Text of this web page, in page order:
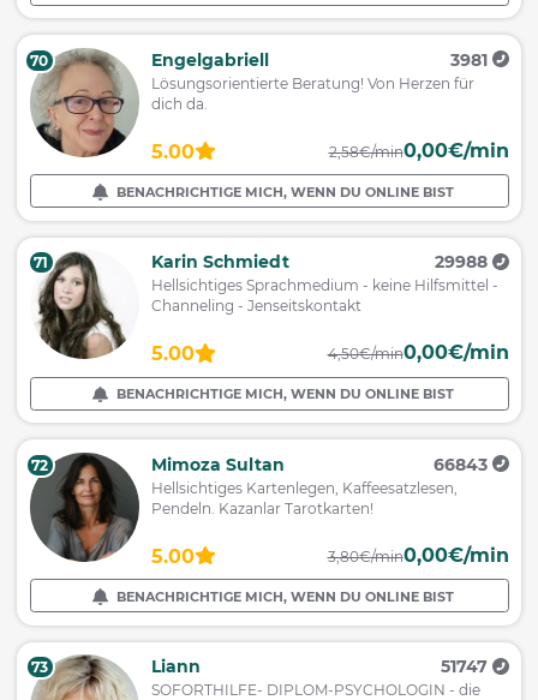
70 Engelgabriell 3981
Lösungsorientierte Beratung! Von Herzen für
dich da.
5.00 2,58€/min0,00€/min
BENACHRICHTIGE MICH, WENN DU ONLINE BIST
71 Karin Schmiedt 29988
Hellsichtiges Sprachmedium - keine Hilfsmittel -
Channeling - Jenseitskontakt
5.00 4,50€/min0,00€/min
BENACHRICHTIGE MICH, WENN DU ONLINE BIST
72 Mimoza Sultan 66843
Hellsichtiges Kartenlegen, Kaffeesatzlesen,
Pendeln. Kazanlar Tarotkarten!
5.00 3,80€/min0,00€/min
BENACHRICHTIGE MICH, WENN DU ONLINE BIST
73 Liann 51747
SOFORTHILFE- DIPLOM-PSYCHOLOGIN - die